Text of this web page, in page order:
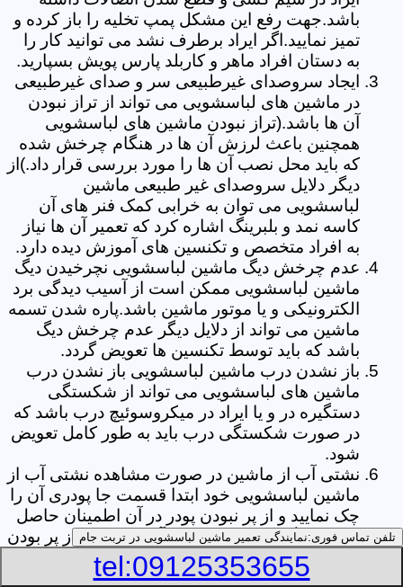
باشد.جهت رفع این مشکل پمپ تخلیه را باز کرده و
تمیز نمایید.اگر ایراد برطرف نشد می توانید کار را
به دستان افراد ماهر و کاربلد پارس پویش بسپارید.
ایجاد سروصدای غیرطبیعی سر و صدای غیرطبیعی
در ماشین های لباسشویی می تواند از تراز نبودن
آن ها باشد.(تراز نبودن ماشین های لباسشویی
همچنین باعث لرزش آن ها در هنگام چرخش شده
که باید محل نصب آن ها را مورد بررسی قرار داد.)از
دیگر دلایل سروصدای غیر طبیعی ماشین
لباسشویی می توان به خرابی کمک فنر های آن
کاسه نمد و بلبرینگ اشاره کرد که تعمیر آن ها نیاز
به افراد متخصص و تکنسین های آموزش دیده دارد.
عدم چرخش دیگ ماشین لباسشویی نچرخیدن دیگ
ماشین لباسشویی ممکن است از آسیب دیدگی برد
الکترونیکی و یا موتور ماشین باشد.پاره شدن تسمه
ماشین می تواند از دلایل دیگر عدم چرخش دیگ
باشد که باید توسط تکنسین ها تعویض گردد.
باز نشدن درب ماشین لباسشویی باز نشدن درب
ماشین های لباسشویی می تواند از شکستگی
دستگیره در و یا ایراد در میکروسوئیچ درب باشد که
در صورت شکستگی درب باید به طور کامل تعویض
شود.
نشتی آب از ماشین در صورت مشاهده نشتی آب از
ماشین لباسشویی خود ابتدا قسمت جا پودری آن را
چک نمایید و از پر نبودن پودر در آن اطمینان حاصل
کنید.زیرا گاهی اوقات نشتی آب می تواند از پر بودن
بیش از حد جا پودری از پودر باشد.از دیگر علل ها
می توان به پارگی لاستیک دور درب ماشین شلنگ
تلفن تماس فوری:نمایندگی تعمیر ماشین لباسشویی در تربت جام
tel:09125353655